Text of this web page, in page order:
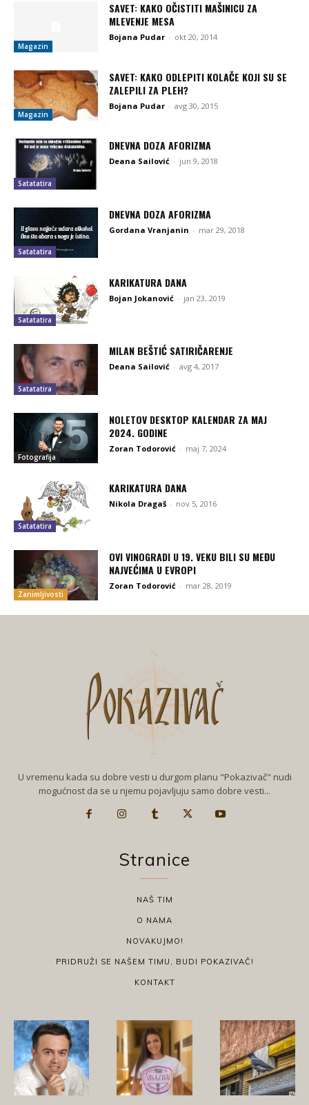
Magazin
SAVET: KAKO OČISTITI MAŠINICU ZA
MLEVENJE MESA
Bojana Pudar - okt 20, 2014
Magazin
SAVET: KAKO ODLEPITI KOLAČE KOJI SU SE
ZALEPILI ZA PLEH?
Bojana Pudar - avg 30, 2015
Satatatira
DNEVNA DOZA AFORIZMA
Deana Sailović - jun 9, 2018
Satatatira
DNEVNA DOZA AFORIZMA
Gordana Vranjanin - mar 29, 2018
Satatatira
KARIKATURA DANA
Bojan Jokanović - jan 23, 2019
Satatatira
MILAN BEŠTIĆ SATIRIČARENJE
Deana Sailović - avg 4, 2017
Fotografija
NOLETOV DESKTOP KALENDAR ZA MAJ
2024. GODINE
Zoran Todorović - maj 7, 2024
Satatatira
KARIKATURA DANA
Nikola Dragaš - nov 5, 2016
Zanimljivosti
OVI VINOGRADI U 19. VEKU BILI SU MEĐU
NAJVEĆIMA U EVROPI
Zoran Todorović - mar 28, 2019
U vremenu kada su dobre vesti u durgom planu "Pokazivač" nudi
mogućnost da se u njemu pojavljuju samo dobre vesti...
Stranice
NAŠ TIM
O NAMA
NOVAKUJMO!
PRIDRUŽI SE NAŠEM TIMU, BUDI POKAZIVAČ!
KONTAKT